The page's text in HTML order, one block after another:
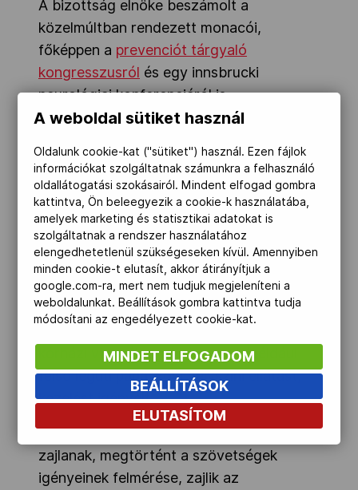
A bizottság elnöke beszámolt a
közelmúltban rendezett monacói,
főképpen a prevenciót tárgyaló
kongresszusról és egy innsbrucki
neurológiai konferenciáról is.
gangwoni, IV. Téli Ifjúsági Olimpiai Játékok
egészségügyi beszámolója jelentette. Dr.
Toman József és dr. Tóth Szabolcs
alkotta a mintegy 60 fős magyar
delegáció orvosi csapatát. Elmondták,
hogy a játékokat megelőző orvosi
szűrővizsgálatok a Sportkórházban
rendben lezajlottak, az esemény
helyszínén két sportoló sérülését követte
kórházi vizsgálat, néhány eset (például
felső légúti panaszok) helyszíni ellátást,
kezelést igényelt.
A párizsi előkészületek is rendben
zajlanak, megtörtént a szövetségek
igényeinek felmérése, zajlik az
A weboldal sütiket használ
Oldalunk cookie-kat ("sütiket") használ. Ezen fájlok
információkat szolgáltatnak számunkra a felhasználó
oldallátogatási szokásairól. Mindent elfogad gombra
kattintva, Ön beleegyezik a cookie-k használatába,
amelyek marketing és statisztikai adatokat is
szolgáltatnak a rendszer használatához
elengedhetetlenül szükségeseken kívül. Amennyiben
minden cookie-t elutasít, akkor átirányítjuk a
google.com-ra, mert nem tudjuk megjeleníteni a
weboldalunkat. Beállítások gombra kattintva tudja
módosítani az engedélyezett cookie-kat.
MINDET ELFOGADOM
BEÁLLÍTÁSOK
ELUTASÍTOM